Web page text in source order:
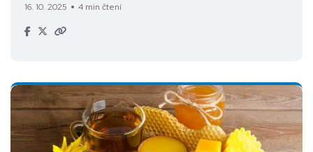
16. 10. 2025 4 min čtení